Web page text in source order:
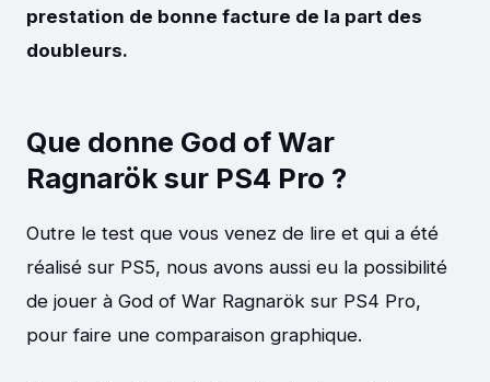
prestation de bonne facture de la part des
doubleurs.
Que donne God of War
Ragnarök sur PS4 Pro ?
Outre le test que vous venez de lire et qui a été
réalisé sur PS5, nous avons aussi eu la possibilité
de jouer à God of War Ragnarök sur PS4 Pro,
pour faire une comparaison graphique.